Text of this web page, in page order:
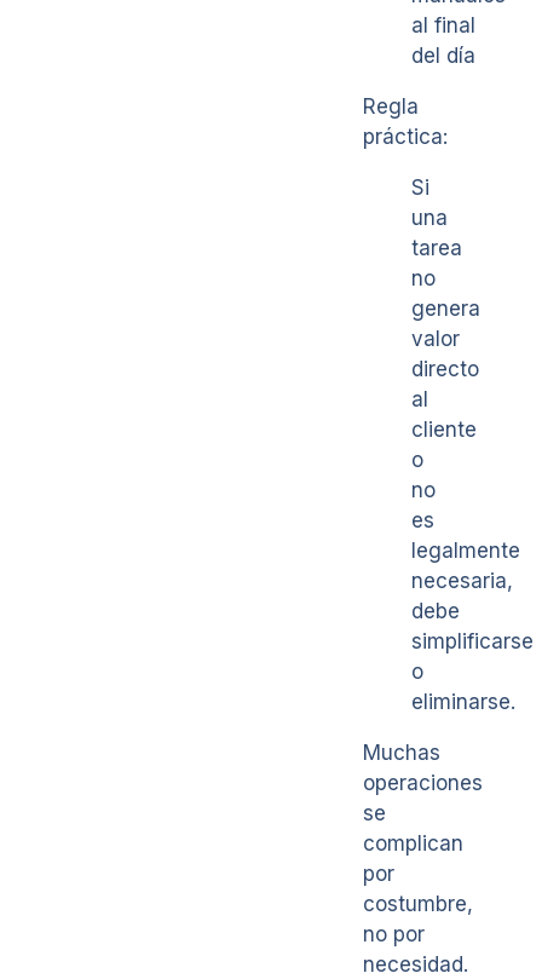
al final
del día
Regla
práctica:
Si
una
tarea
no
genera
valor
directo
al
cliente
o
no
es
legalmente
necesaria,
debe
simplificarse
o
eliminarse.
Muchas
operaciones
se
complican
por
costumbre,
no por
necesidad.